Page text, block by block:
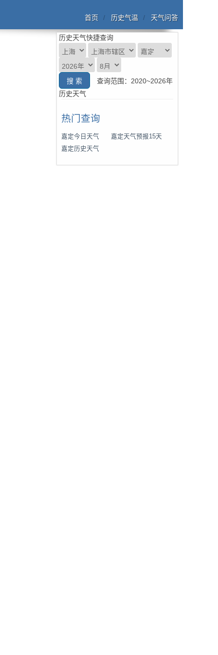
首页 历史气温 天气问答
历史天气快捷查询
查询范围：2020~2026年
历史天气
热门查询
嘉定今日天气
嘉定天气预报15天
嘉定历史天气